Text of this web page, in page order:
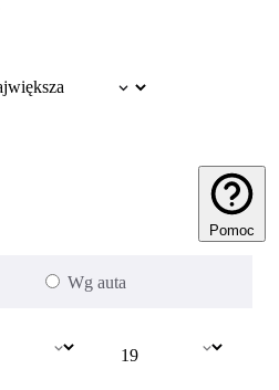
Pomoc
Wg auta